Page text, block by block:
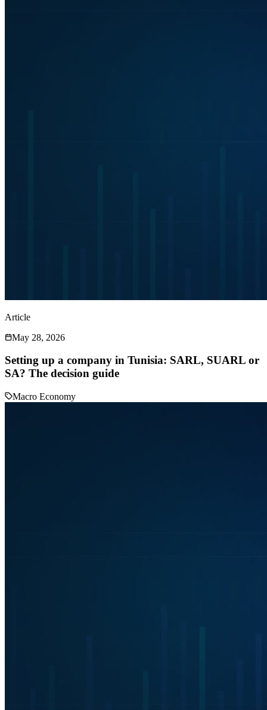
Article
May 28, 2026
Setting up a company in Tunisia: SARL, SUARL or
SA? The decision guide
Macro Economy